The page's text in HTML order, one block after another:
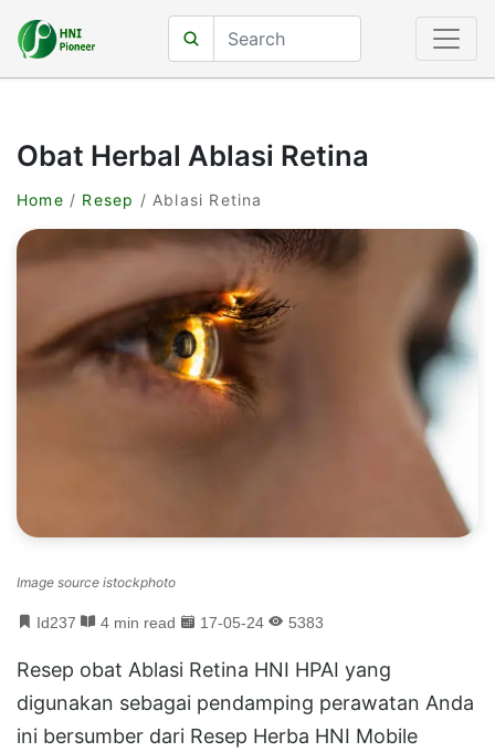
Obat Herbal Ablasi Retina
Home / Resep / Ablasi Retina
Image source istockphoto
Id237 4 min read 17-05-24 5383
Resep obat Ablasi Retina HNI HPAI yang
digunakan sebagai pendamping perawatan Anda
ini bersumber dari Resep Herba HNI Mobile